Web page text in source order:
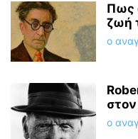
Πως
ζωή
ο
ο